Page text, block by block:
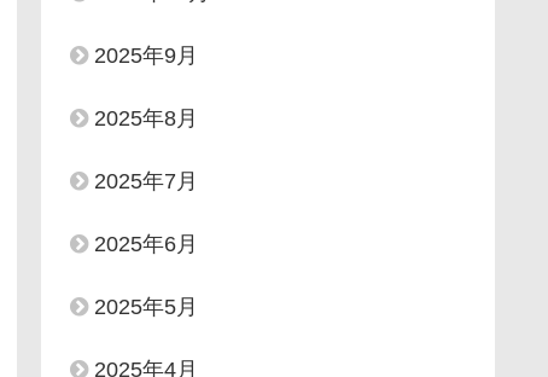
2025年9月
2025年8月
2025年7月
2025年6月
2025年5月
2025年4月